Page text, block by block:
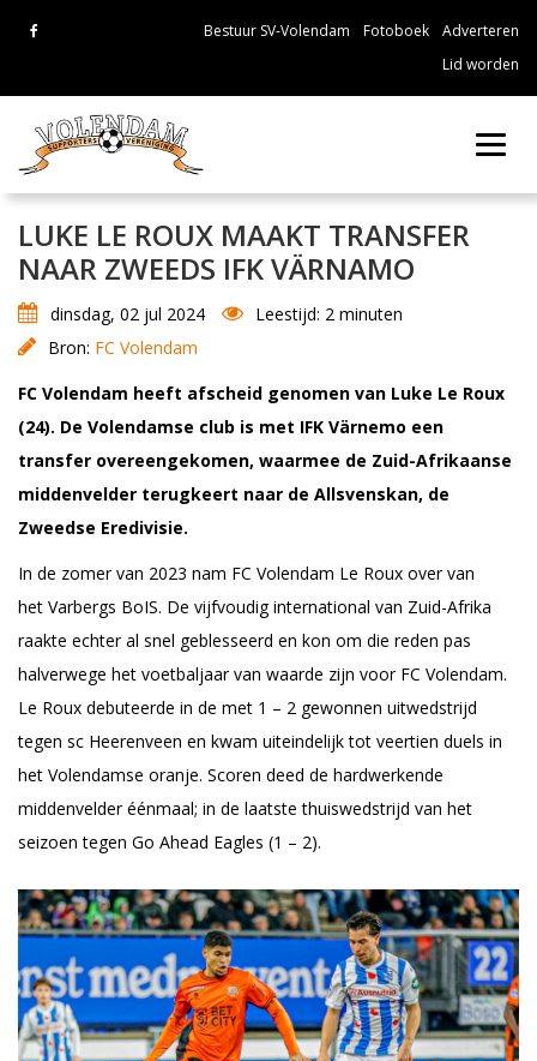
Bestuur SV-Volendam Fotoboek
Adverteren
Lid worden
LUKE LE ROUX MAAKT TRANSFER
NAAR ZWEEDS IFK VÄRNAMO
dinsdag, 02 jul 2024
Leestijd: 2 minuten
Bron: FC Volendam
FC Volendam heeft afscheid genomen van Luke Le Roux
(24). De Volendamse club is met IFK Värnemo een
transfer overeengekomen, waarmee de Zuid-Afrikaanse
middenvelder terugkeert naar de Allsvenskan, de
Zweedse Eredivisie.
In de zomer van 2023 nam FC Volendam Le Roux over van
het Varbergs BoIS. De vijfvoudig international van Zuid-Afrika
raakte echter al snel geblesseerd en kon om die reden pas
halverwege het voetbaljaar van waarde zijn voor FC Volendam.
Le Roux debuteerde in de met 1 – 2 gewonnen uitwedstrijd
tegen sc Heerenveen en kwam uiteindelijk tot veertien duels in
het Volendamse oranje. Scoren deed de hardwerkende
middenvelder éénmaal; in de laatste thuiswedstrijd van het
seizoen tegen Go Ahead Eagles (1 – 2).